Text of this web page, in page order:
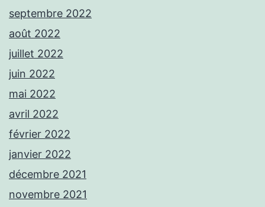
septembre 2022
août 2022
juillet 2022
juin 2022
mai 2022
avril 2022
février 2022
janvier 2022
décembre 2021
novembre 2021